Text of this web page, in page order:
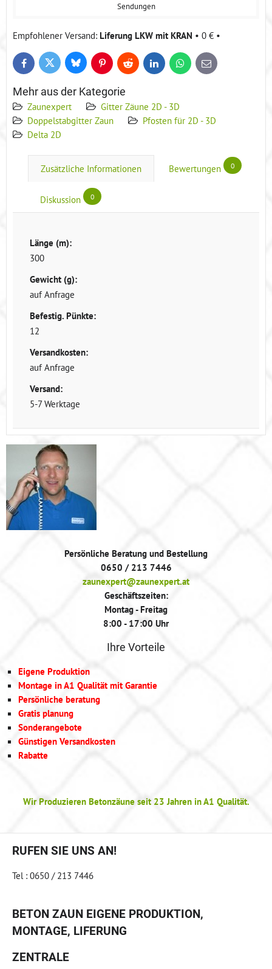
Sendungen
Liferung LKW mit KRAN • 0 € •
FacebookTwitter BlueskyPinterestReddit LinkedInWhatsApp
E-
mail
Mehr aus der Kategorie
Zaunexpert
Gitter Zäune 2D - 3D
Doppelstabgitter Zaun
Pfosten für 2D - 3D
Delta 2D
Zusätzliche Informationen Bewertungen 0
Diskussion 0
Länge (m):
300
Gewicht (g):
auf Anfrage
Befestig. Pünkte:
12
Versandkosten:
auf Anfrage
Versand:
5-7 Werktage
Persönliche Beratung und Bestellung
0650 / 213 7446
zaunexpert@zaunexpert.at
Geschäftszeiten:
Montag - Freitag
8:00 - 17:00 Uhr
Ihre Vorteile
Eigene Produktion
Montage in A1 Qualität mit Garantie
Persönliche beratung
Gratis planung
Sonderangebote
Günstigen Versandkosten
Rabatte
Wir Produzieren Betonzäune seit 23 Jahren in A1 Qualität.
RUFEN SIE UNS AN!
Tel : 0650 / 213 7446
BETON ZAUN EIGENE PRODUKTION,
MONTAGE, LIFERUNG
ZENTRALE